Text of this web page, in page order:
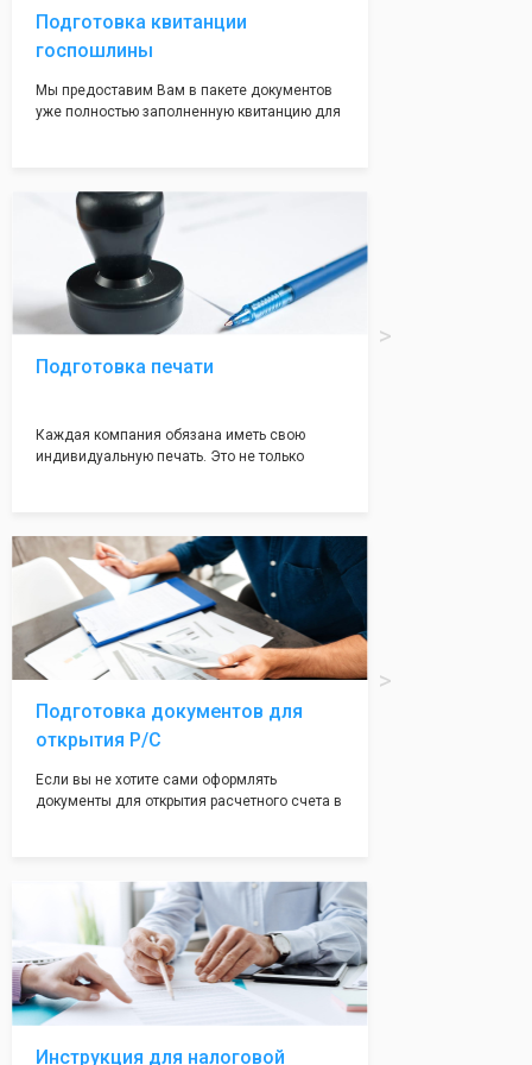
Подготовка квитанции
госпошлины
Мы предоставим Вам в пакете документов
уже полностью заполненную квитанцию для
посредственно в налоговой инспекции при
подаче документов на регистрацию.
Подготовка печати
Каждая компания обязана иметь свою
индивидуальную печать. Это не только
вам поможем с помощью изготовления
печати по индивидуальному эскизу, который
Вы выберете сами из нашего каталога.
Подготовка документов для
открытия Р/С
Если вы не хотите сами оформлять
документы для открытия расчетного счета в
открытия счета, с минимальным затратом
вашего времени и сил!
Инструкция для налоговой